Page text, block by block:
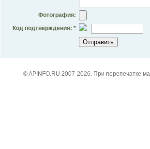
Фотография:
Код подтверждения: *
© APINFO.RU 2007-2026. При перепечатке